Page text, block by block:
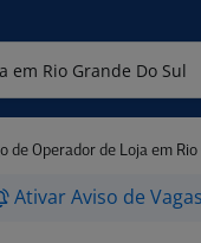
Operador de Loja em Rio
Ativar Aviso de Vagas